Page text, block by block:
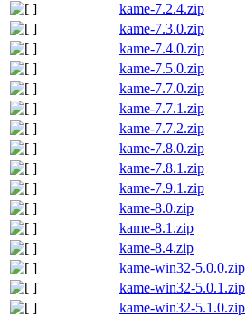
kame-7.2.4.zip
kame-7.3.0.zip
kame-7.4.0.zip
kame-7.5.0.zip
kame-7.7.0.zip
kame-7.7.1.zip
kame-7.7.2.zip
kame-7.8.0.zip
kame-7.8.1.zip
kame-7.9.1.zip
kame-8.0.zip
kame-8.1.zip
kame-8.4.zip
kame-win32-5.0.0.zip
kame-win32-5.0.1.zip
kame-win32-5.1.0.zip